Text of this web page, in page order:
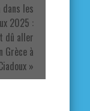
dans les
2025 :
dû aller
Grèce à
»